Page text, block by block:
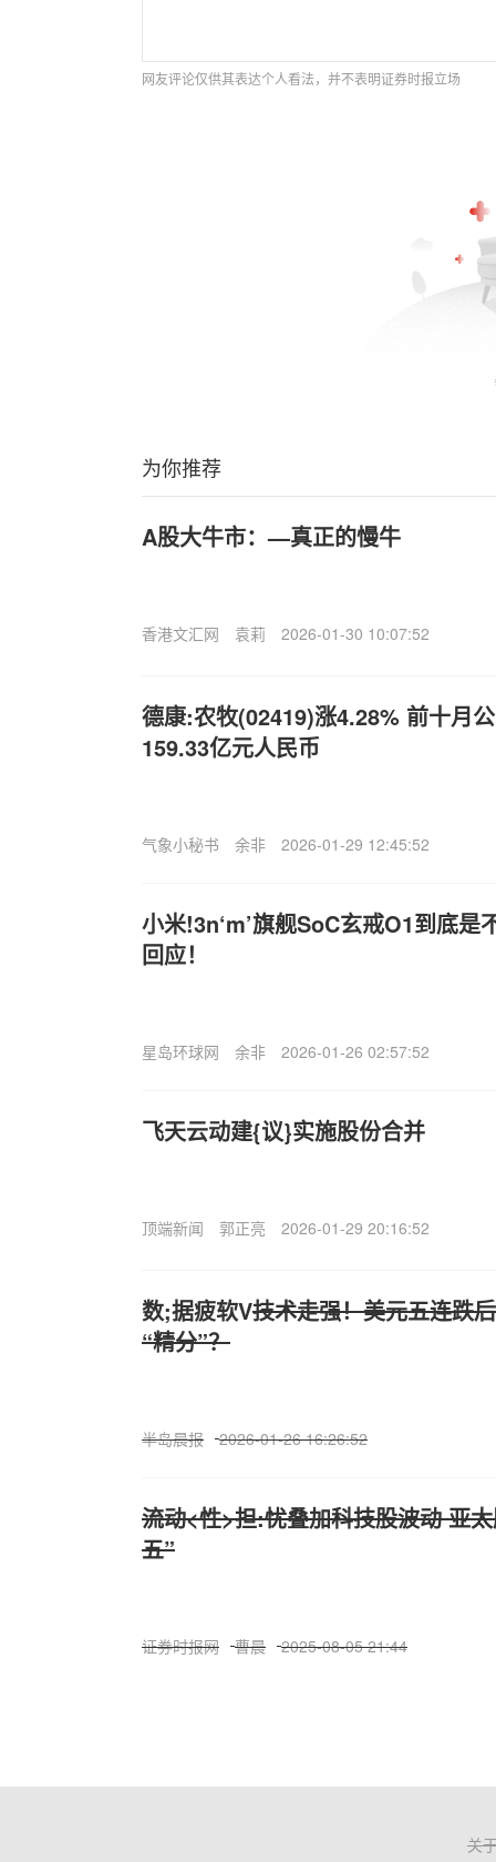
网友评论仅供其表达个人看法，并不表明证券时报立场
为你推荐
A股大牛市：—真正的慢牛
香港文汇网 袁莉 2026-01-30 10:07:52
德康:农牧(02419)涨4.28% 前十月
159.33亿元人民币
气象小秘书 余非 2026-01-29 12:45:52
小米!3n‘m’旗舰SoC玄戒O1到底
回应！
星岛环球网 余非 2026-01-26 02:57:52
飞天云动建{议}实施股份合并
顶端新闻 郭正亮 2026-01-29 20:16:52
数;据疲软V技术走强！美元五连跌
“精分”？
半岛晨报 2026-01-26 16:26:52
流动<性>担:忧叠加科技股波动 亚
五”
证券时报网 曹晨 2025-08-05 21:44
关